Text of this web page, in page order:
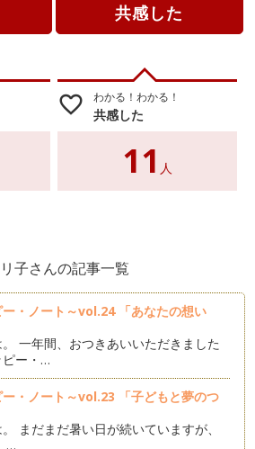
共感した
favorite_border わかる！わかる！
共感した
11 人
子さんの記事一覧
・ノート～vol.24 「あなたの想い
一年間、おつきあいいただきました
ピー・…
・ノート～vol.23 「子どもと夢のつ
まだまだ暑い日が続いていますが、
…